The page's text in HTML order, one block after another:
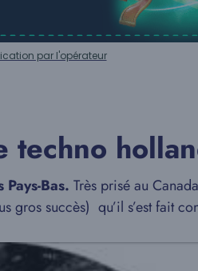
par l'opérateur
Bas. Très prisé au
gros succès) qu’il s’est fait